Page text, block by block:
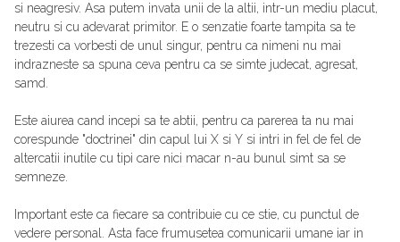
si neagresiv. Asa putem invata unii de la altii, intr-un mediu placut,
neutru si cu adevarat primitor. E o senzatie foarte tampita sa te
trezesti ca vorbesti de unul singur, pentru ca nimeni nu mai
indrazneste sa spuna ceva pentru ca se simte judecat, agresat,
samd.
Este aiurea cand incepi sa te abtii, pentru ca parerea ta nu mai
corespunde "doctrinei" din capul lui X si Y si intri in fel de fel de
altercatii inutile cu tipi care nici macar n-au bunul simt sa se
semneze.
Important este ca fiecare sa contribuie cu ce stie, cu punctul de
vedere personal. Asta face frumusetea comunicarii umane iar in